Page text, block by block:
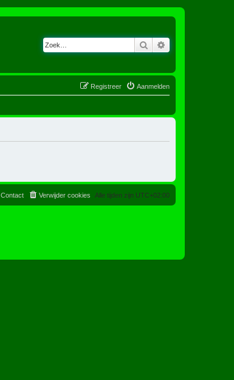
Zoek
Aanmelden
Registreer
Alle tijden zijn UTC+02:00
Verwijder cookies
Contact